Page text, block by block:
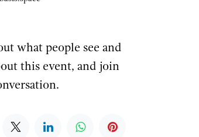
what people see and
this event, and join